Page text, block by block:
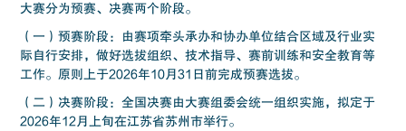
大赛分为预赛、决赛两个阶段。
（一）预赛阶段：由赛项牵头承办和协办单位结合区域及行业实
际自行安排，做好选拔组织、技术指导、赛前训练和安全教育等
工作。原则上于2026年10月31日前完成预赛选拔。
（二）决赛阶段：全国决赛由大赛组委会统一组织实施，拟定于
2026年12月上旬在江苏省苏州市举行。